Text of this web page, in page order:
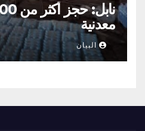
معدنية
البيان